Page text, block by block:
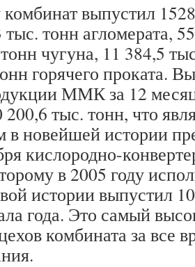
выпустил
тонн агломерата,
чугуна, 11 384,5
горячего проката.
ММК за 12
200,6 тыс. тонн, что
в новейшей истории
кислородно-
в 2005 году
истории выпустил
года. Это самый
комбината за все